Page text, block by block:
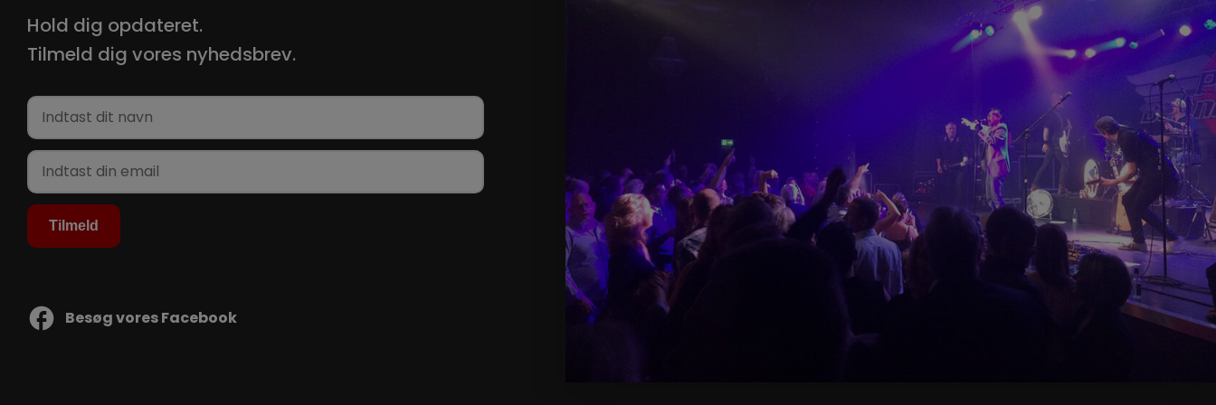
Hold dig opdateret.
Tilmeld dig vores nyhedsbrev.
Besøg vores Facebook